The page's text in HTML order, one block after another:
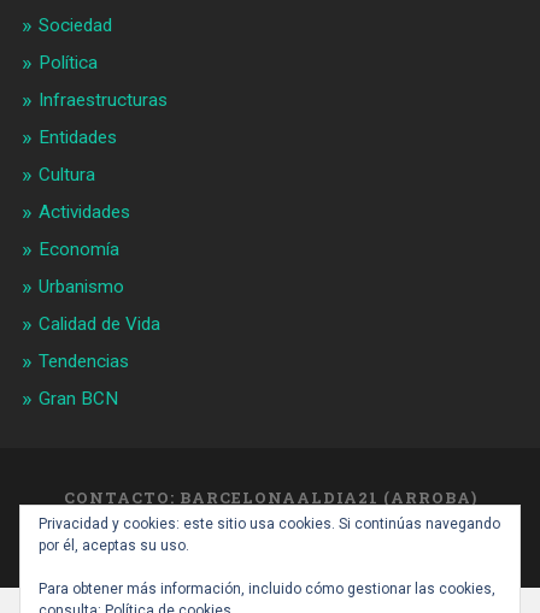
Sociedad
Política
Infraestructuras
Entidades
Cultura
Actividades
Economía
Urbanismo
Calidad de Vida
Tendencias
Gran BCN
CONTACTO: BARCELONAALDIA21 (ARROBA)
GMAIL.COM
Privacidad y cookies: este sitio usa cookies. Si continúas navegando
por él, aceptas su uso.
Para obtener más información, incluido cómo gestionar las cookies,